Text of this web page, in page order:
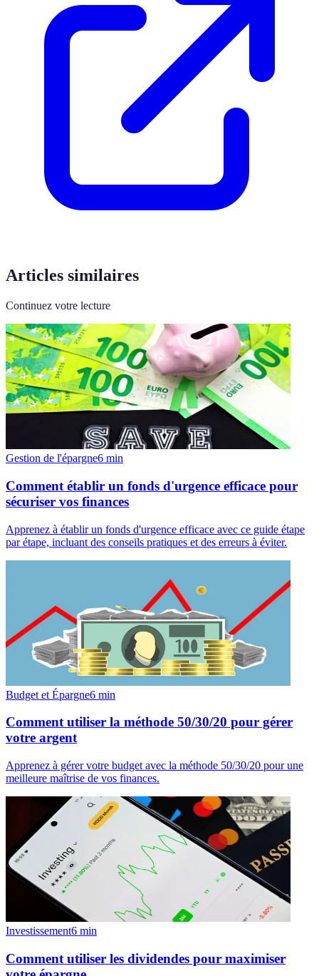
Articles similaires
Continuez votre lecture
Gestion de l'épargne6 min
Comment établir un fonds d'urgence efficace pour
sécuriser vos finances
Apprenez à établir un fonds d'urgence efficace avec ce guide étape
par étape, incluant des conseils pratiques et des erreurs à éviter.
Budget et Épargne6 min
Comment utiliser la méthode 50/30/20 pour gérer
votre argent
Apprenez à gérer votre budget avec la méthode 50/30/20 pour une
meilleure maîtrise de vos finances.
Investissement6 min
Comment utiliser les dividendes pour maximiser